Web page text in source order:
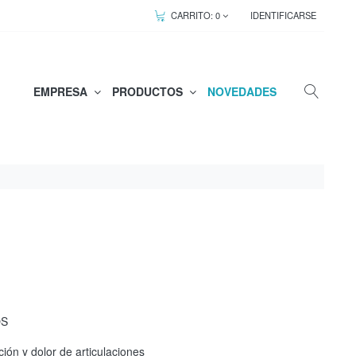
CARRITO:0 IDENTIFICARSE
EMPRESA PRODUCTOS NOVEDADES
y dolor de articulaciones